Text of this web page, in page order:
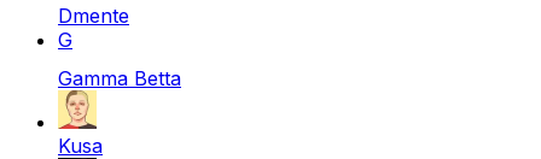
Dmente
G
Gamma Betta
Kusa